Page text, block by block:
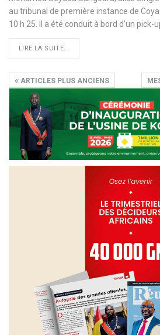
au tribunal de première instance de
10 h 25. Il a été conduit à bord d’un pick-
LIRE LA SUITE...
ARTICLES PLUS ANCIENS